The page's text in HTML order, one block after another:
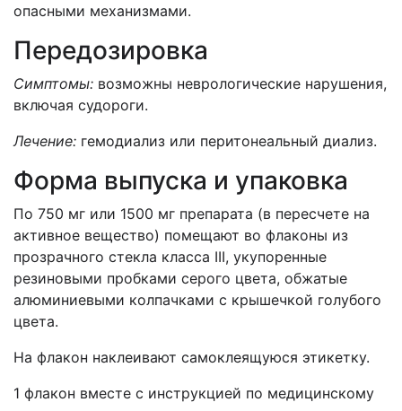
опасными механизмами.
Передозировка
Симптомы: возможны неврологические нарушения,
включая судороги.
Лечение: гемодиализ или перитонеальный диализ.
Форма выпуска и упаковка
По 750 мг или 1500 мг препарата (в пересчете на
активное вещество) помещают во флаконы из
прозрачного стекла класса III, укупоренные
резиновыми пробками серого цвета, обжатые
алюминиевыми колпачками с крышечкой голубого
цвета.
На флакон наклеивают самоклеящуюся этикетку.
1 флакон вместе с инструкцией по медицинскому